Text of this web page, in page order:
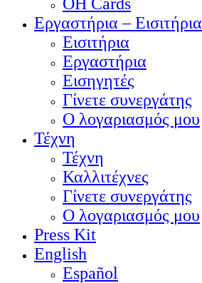
Εργαστήρια – Εισιτήρια
Εισιτήρια
Εργαστήρια
Εισηγητές
Γίνετε συνεργάτης
Ο λογαριασμός μου
Τέχνη
Τέχνη
Καλλιτέχνες
Γίνετε συνεργάτης
Ο λογαριασμός μου
Press Kit
English
Español